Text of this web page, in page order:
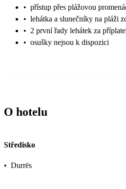
• přístup přes plážovou
• lehátka a slunečníky na pláži
• 2 první řady lehátek za
• osušky nejsou k dispozici
O hotelu
Středisko
• Durrës